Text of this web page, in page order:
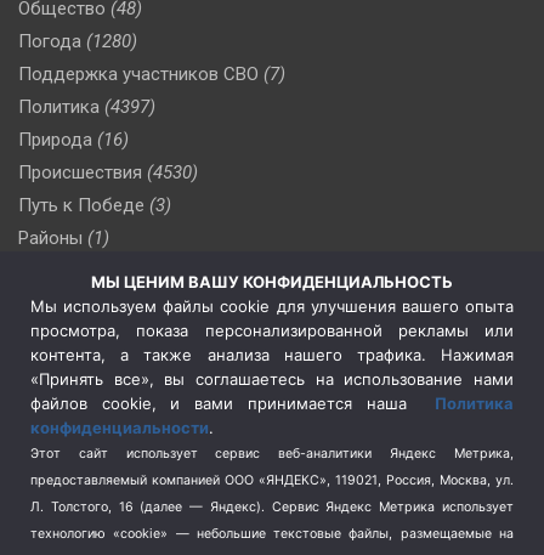
Общество (48)
Погода (1280)
Поддержка участников СВО (7)
Политика (4397)
Природа (16)
Происшествия (4530)
Путь к Победе (3)
Районы (1)
(510)
Сельское хозяйство (3)
Социальная политика
(3)
Спецоперация в Украине
Спецоперация на Украине
(404)
Спорт (740)
Терроризм (1)
Транспорт (262)
МЫ ЦЕНИМ ВАШУ КОНФИДЕНЦИАЛЬНОСТЬ
Мы используем файлы cookie для улучшения вашего опыта
просмотра, показа персонализированной рекламы или
контента, а также анализа нашего трафика. Нажимая
«Принять все», вы соглашаетесь на использование нами
файлов cookie, и вами принимается наша Политика
конфиденциальности.
Этот сайт использует сервис веб-аналитики Яндекс Метрика,
предоставляемый компанией ООО «ЯНДЕКС», 119021, Россия, Москва, ул.
Л. Толстого, 16 (далее — Яндекс). Сервис Яндекс Метрика использует
технологию «cookie» — небольшие текстовые файлы, размещаемые на